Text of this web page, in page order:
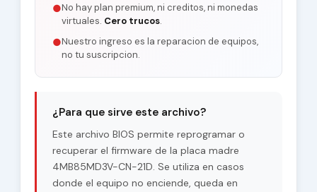
●No hay plan premium, ni creditos, ni monedas
virtuales. Cero trucos.
●Nuestro ingreso es la reparacion de equipos,
no tu suscripcion.
¿Para que sirve este archivo?
Este archivo BIOS permite reprogramar o
recuperar el firmware de la placa madre
4MB85MD3V-CN-21D. Se utiliza en casos
donde el equipo no enciende, queda en